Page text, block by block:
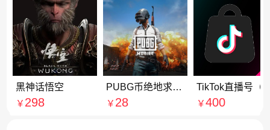
黑神话悟空
￥ 298
PUBG币绝地求生CDK兑换码g币吃鸡G币游戏币皮肤点劵官方充值
￥ 28
￥400